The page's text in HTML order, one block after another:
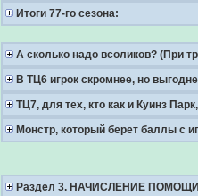
Итоги 77-го сезона:
А сколько надо всоликов? (При
В ТЦ6 игрок скромнее, но
ТЦ7, для тех, кто как и Куинз
Монстр, который берет баллы с
Раздел 3. НАЧИСЛЕНИЕ ПОМОЩИ